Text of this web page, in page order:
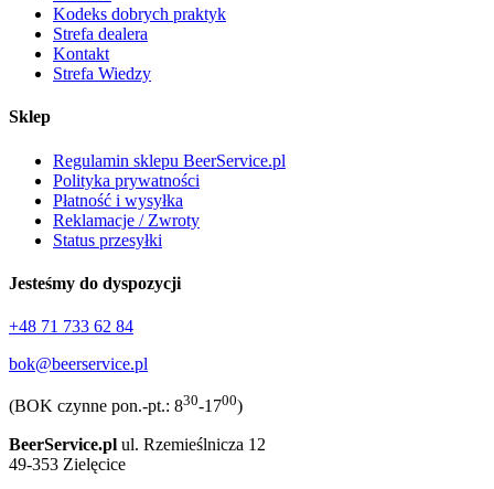
Kodeks dobrych praktyk
Strefa dealera
Kontakt
Strefa Wiedzy
Sklep
Regulamin sklepu BeerService.pl
Polityka prywatności
Płatność i wysyłka
Reklamacje / Zwroty
Status przesyłki
Jesteśmy do dyspozycji
+48 71 733 62 84
bok@beerservice.pl
(BOK czynne pon.-pt.: 830-1700)
BeerService.pl ul. Rzemieślnicza 12
49-353 Zielęcice